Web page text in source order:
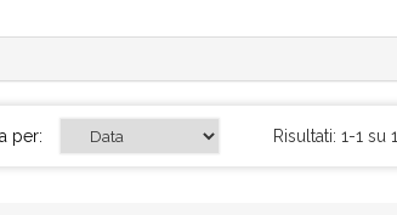
per: Risultati: 1-1 su 1